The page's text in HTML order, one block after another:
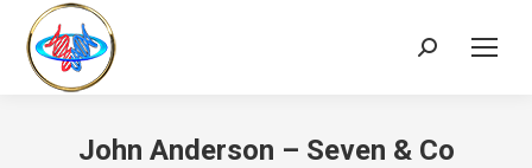
Search:
John Anderson – Seven & Co